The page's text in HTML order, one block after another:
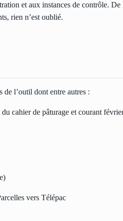
et aux instances de contrôle. De
rien n’est oublié.
de l’outil dont entre autres :
cahier de pâturage et courant
vers Télépac